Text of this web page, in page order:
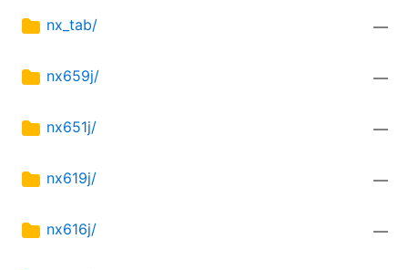
nx_tab/ —
nx659j/ —
nx651j/ —
nx619j/ —
nx616j/ —